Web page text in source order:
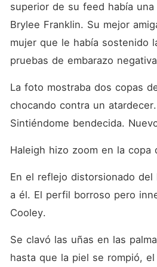
superior de su feed había
Brylee Franklin. Su mejor
mujer que le había sostenido
pruebas de embarazo
La foto mostraba dos copas
chocando contra un
Sintiéndome bendecida.
Haleigh hizo zoom en la copa
En el reflejo distorsionado
a él. El perfil borroso pero
Cooley.
Se clavó las uñas en las
hasta que la piel se rompió,